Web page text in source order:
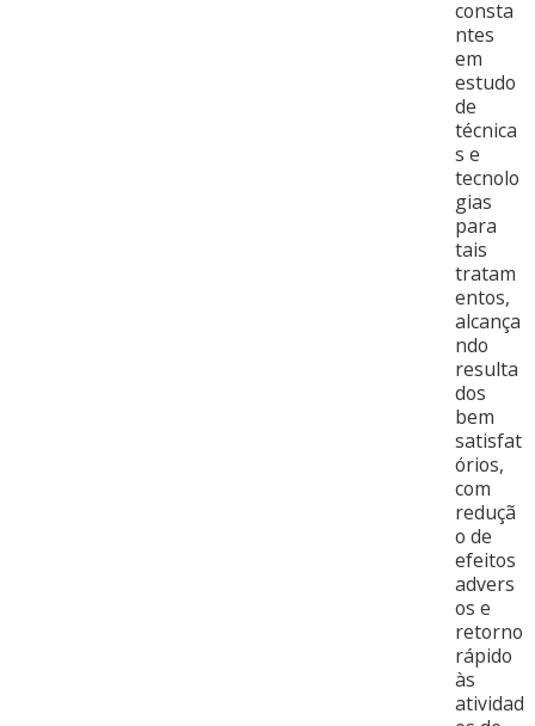
consta
ntes
em
estudo
de
técnica
s e
tecnolo
gias
para
tais
tratam
entos,
alcança
ndo
resulta
dos
bem
satisfat
órios,
com
reduçã
o de
efeitos
advers
os e
retorno
rápido
às
atividad